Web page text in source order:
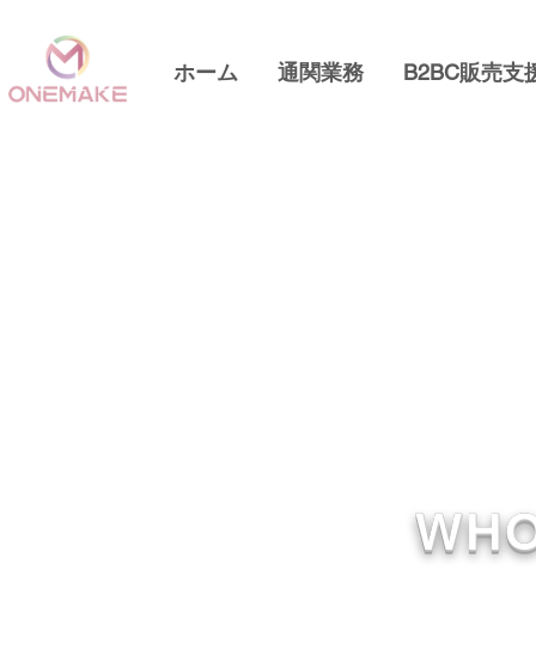
ホーム 通関業務 B2BC販売支